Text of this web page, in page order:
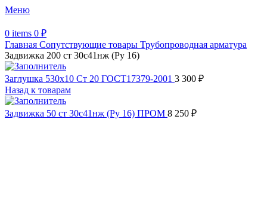
Меню
0 items 0 ₽
Главная Сопутствующие товары Трубопроводная арматура
Задвижка 200 ст 30с41нж (Ру 16)
Заглушка 530х10 Ст 20 ГОСТ17379-2001 3 300 ₽
Назад к товарам
Задвижка 50 ст 30с41нж (Ру 16) ПРОМ 8 250 ₽